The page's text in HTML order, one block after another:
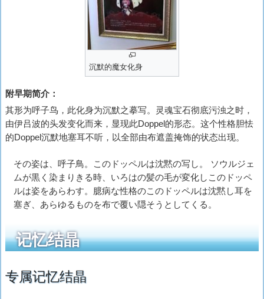
沉默的魔女化身
附早期简介：
其形为呼子鸟，此化身为沉默之摹写。灵魂宝石彻底污浊之时，
由伊吕波的头发变化而来，显现此Doppel的形态。这个性格胆怯
的Doppel沉默地塞耳不听，以全部由布遮盖掩饰的状态出现。
その姿は、呼子鳥。このドッペルは沈黙の写し。 ソウルジェ
ムが黒く染まりきる時、いろはの髪の毛が変化しこのドッペ
ルは姿をあらわす。臆病な性格のこのドッペルは沈黙し耳を
塞ぎ、あらゆるものを布で覆い隠そうとしてくる。
记忆结晶
专属记忆结晶